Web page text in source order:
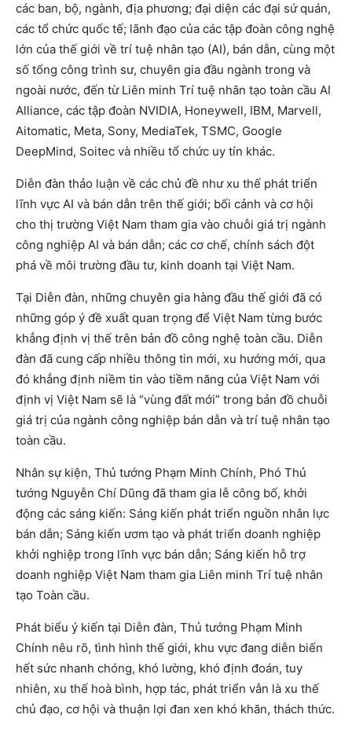
các ban, bộ, ngành, địa phương; đại diện các đại sứ quán,
các tổ chức quốc tế; lãnh đạo của các tập đoàn công nghệ
lớn của thế giới về trí tuệ nhân tạo (AI), bán dẫn, cùng một
số tổng công trình sư, chuyên gia đầu ngành trong và
ngoài nước, đến từ Liên minh Trí tuệ nhân tạo toàn cầu AI
Alliance, các tập đoàn NVIDIA, Honeywell, IBM, Marvell,
Aitomatic, Meta, Sony, MediaTek, TSMC, Google
DeepMind, Soitec và nhiều tổ chức uy tín khác.
Diễn đàn thảo luận về các chủ đề như xu thế phát triển
lĩnh vực AI và bán dẫn trên thế giới; bối cảnh và cơ hội
cho thị trường Việt Nam tham gia vào chuỗi giá trị ngành
công nghiệp AI và bán dẫn; các cơ chế, chính sách đột
phá về môi trường đầu tư, kinh doanh tại Việt Nam.
Tại Diễn đàn, những chuyên gia hàng đầu thế giới đã có
những góp ý đề xuất quan trọng để Việt Nam từng bước
khẳng định vị thế trên bản đồ công nghệ toàn cầu. Diễn
đàn đã cung cấp nhiều thông tin mới, xu hướng mới, qua
đó khẳng định niềm tin vào tiềm năng của Việt Nam với
định vị Việt Nam sẽ là “vùng đất mới” trong bản đồ chuỗi
giá trị của ngành công nghiệp bán dẫn và trí tuệ nhân tạo
toàn cầu.
Nhân sự kiện, Thủ tướng Phạm Minh Chính, Phó Thủ
tướng Nguyễn Chí Dũng đã tham gia lễ công bố, khởi
động các sáng kiến: Sáng kiến phát triển nguồn nhân lực
bán dẫn; Sáng kiến ươm tạo và phát triển doanh nghiệp
khởi nghiệp trong lĩnh vực bán dẫn; Sáng kiến hỗ trợ
doanh nghiệp Việt Nam tham gia Liên minh Trí tuệ nhân
tạo Toàn cầu.
Phát biểu ý kiến tại Diễn đàn, Thủ tướng Phạm Minh
Chính nêu rõ, tình hình thế giới, khu vực đang diễn biến
hết sức nhanh chóng, khó lường, khó định đoán, tuy
nhiên, xu thế hoà bình, hợp tác, phát triển vẫn là xu thế
chủ đạo, cơ hội và thuận lợi đan xen khó khăn, thách thức.